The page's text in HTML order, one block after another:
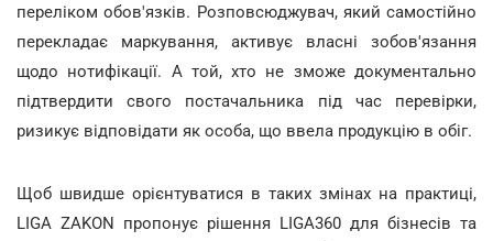
переліком обов'язків. Розповсюджувач, який самостійно
перекладає маркування, активує власні зобов'язання
щодо нотифікації. А той, хто не зможе документально
підтвердити свого постачальника під час перевірки,
ризикує відповідати як особа, що ввела продукцію в обіг.
Щоб швидше орієнтуватися в таких змінах на практиці,
LIGA ZAKON пропонує рішення LIGA360 для бізнесів та